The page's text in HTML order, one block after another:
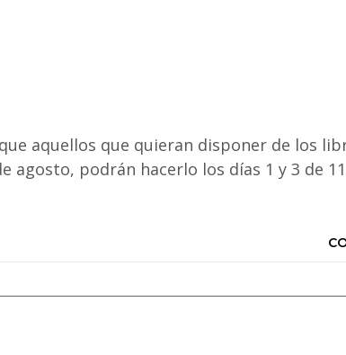
aquellos que quieran disponer de los
agosto, podrán hacerlo los días 1 y 3 de